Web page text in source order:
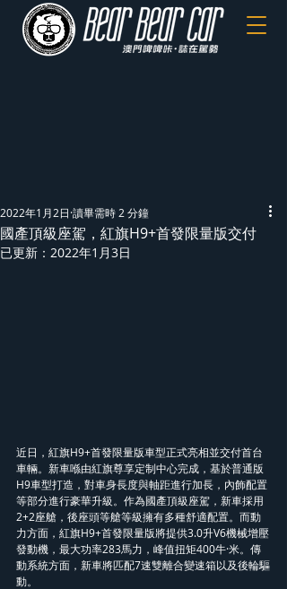
國產頂級座駕，紅旗H9+首發限量版交付
2022年1月2日 讀畢需時 2 分鐘
已更新： 2022年1月3日
近日，紅旗H9+首發限量版車型正式亮相並交付首台
車輛。新車喺由紅旗尊享定制中心完成，基於普通版
H9車型打造，對車身長度與軸距進行加長，內飾配置
等部分進行豪華升級。作為國產頂級座駕，新車採用
2+2座艙，後座頭等艙等級擁有多種舒適配置。而動
力方面，紅旗H9+首發限量版將提供3.0升V6機械增壓
發動機，最大功率283馬力，峰值扭矩400牛·米。傳
動系統方面，新車將匹配7速雙離合變速箱以及後輪驅
動。